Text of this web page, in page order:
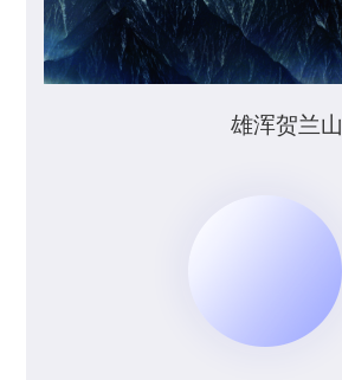
雄浑贺兰山